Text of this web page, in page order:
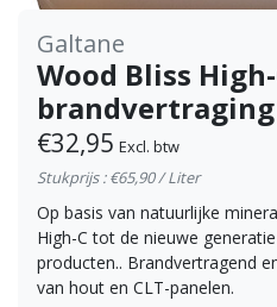
Galtane
Wood Bliss
brandvertraging
€32,95 Excl. btw
Stukprijs : €65,90 / Liter
Op basis van natuurlijke
High-C tot de nieuwe
producten.. Brandvertragend
van hout en CLT-panelen.